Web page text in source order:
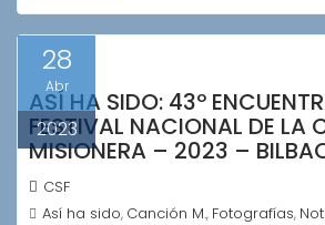
28
Abr
2023
ASÍ HA SIDO: 43º
FESTIVAL NACIONAL DE LA
MISIONERA – 2023 –
CSF
Así ha sido, Canción M., Fotografías,